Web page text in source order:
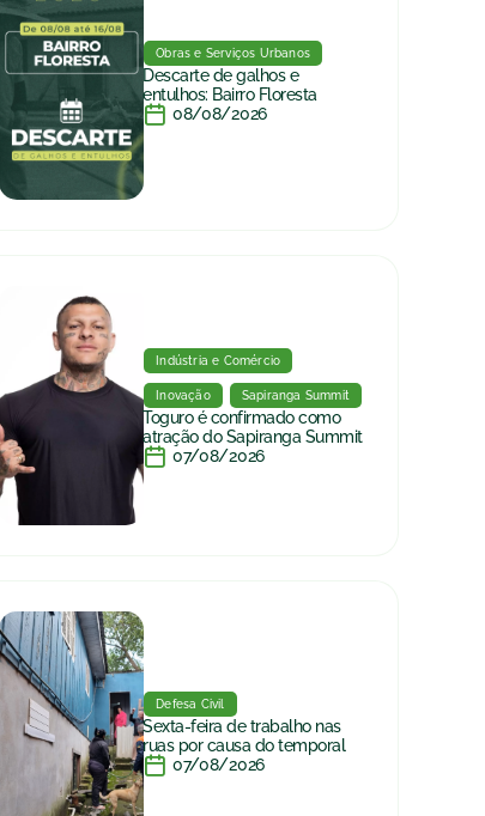
Obras e Serviços Urbanos
Descarte de galhos e
entulhos: Bairro Floresta
08/08/2026
Indústria e Comércio
Inovação Sapiranga Summit
Toguro é confirmado como
atração do Sapiranga Summit
07/08/2026
Defesa Civil
Sexta-feira de trabalho nas
ruas por causa do temporal
07/08/2026